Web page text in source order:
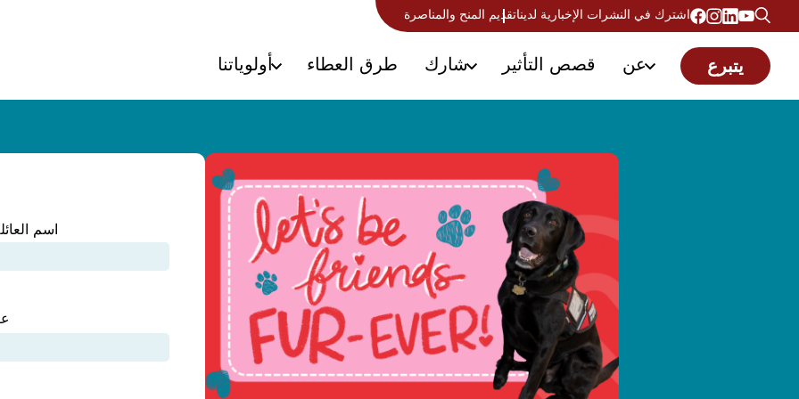
تقديم المنح والمناصرةاشترك في النشرات الإخبارية لدينا
أولوياتنا طرق العطاء شارك قصص التأثير عن يتبرع
اسم